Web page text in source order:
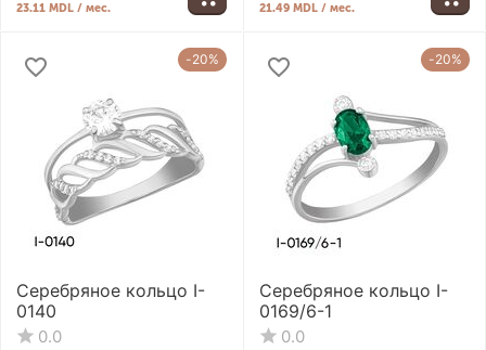
23.11 MDL / мес. 21.49 MDL / мес.
-20%
Серебряное кольцо I-
0140
0.0
-20%
Серебряное кольцо I-
0169/6-1
0.0